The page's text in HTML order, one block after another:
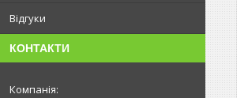
Відгуки
КОНТАКТИ